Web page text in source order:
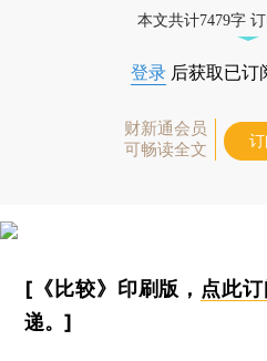
本文共计7479字
登录 后获取已订
财新通会员
可畅读全文
[《比较》印刷版， 点此订
递。]